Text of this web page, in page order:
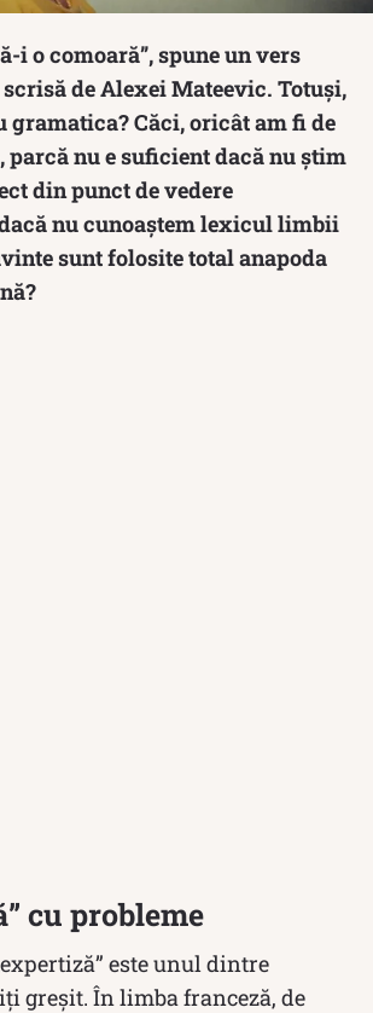
i o comoară”, spune un vers
de Alexei Mateevic. Totuși,
gramatica? Căci, oricât am fi de
parcă nu e suficient dacă nu știm
din punct de vedere
nu cunoaștem lexicul limbii
sunt folosite total anapoda
cu probleme
este unul dintre
greșit. În limba franceză, de